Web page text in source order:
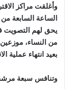
وأغلقت مراكز
الساعة السابعة
بعيد انتهاء عملية
وتنافس سبعة